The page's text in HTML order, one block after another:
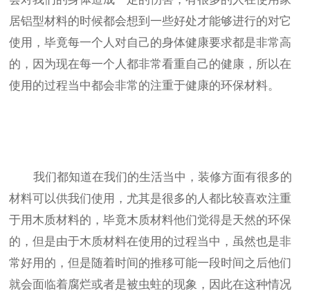
居铝型材料的时候都会想到一些好处才能够进行的对它
使用，毕竟每一个人对自己的身体健康要求都是非常高
的，因为现在每一个人都非常看重自己的健康，所以在
使用的过程当中都会非常的注重于健康的环保材料。
我们都知道在我们的生活当中，装修方面有很多的
材料可以供我们使用，尤其是很多的人都比较喜欢注重
于用木质材料的，毕竟木质材料他们觉得是天然的环保
的，但是由于木质材料在使用的过程当中，虽然也是非
常好用的，但是随着时间的推移可能一段时间之后他们
就会面临着腐烂或者是被虫蛀的现象，因此在这种情况